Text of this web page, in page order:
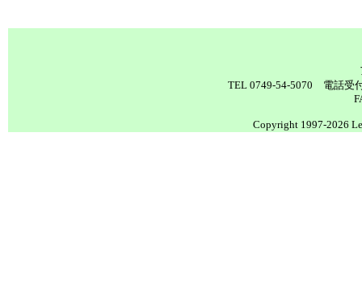
TEL 0749-54-5070 電話受
Copyright 1997-2026